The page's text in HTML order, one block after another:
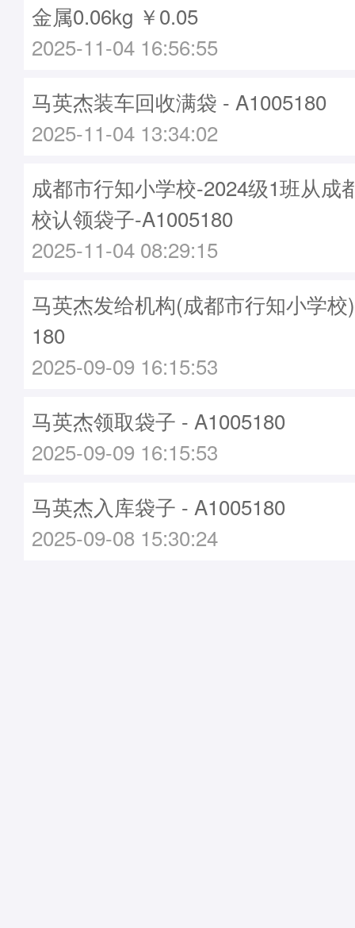
金属0.06kg ￥0.05
2025-11-04 16:56:55
马英杰装车回收满袋 - A1005180
2025-11-04 13:34:02
成都市行知小学校-2024级1班从成
校认领袋子-A1005180
2025-11-04 08:29:15
马英杰发给机构(成都市行知小学
180
2025-09-09 16:15:53
马英杰领取袋子 - A1005180
2025-09-09 16:15:53
马英杰入库袋子 - A1005180
2025-09-08 15:30:24